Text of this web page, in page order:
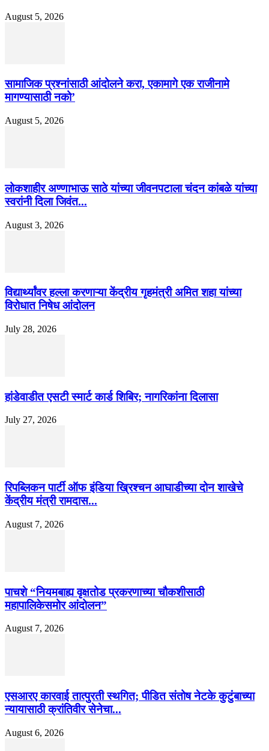
August 5, 2026
सामाजिक प्रश्नांसाठी आंदोलने करा, एकामागे एक राजीनामे
मागण्यासाठी नको’
August 5, 2026
लोकशाहीर अण्णाभाऊ साठे यांच्या जीवनपटाला चंदन कांबळे यांच्या
स्वरांनी दिला जिवंत...
August 3, 2026
विद्यार्थ्यांवर हल्ला करणाऱ्या केंद्रीय गृहमंत्री अमित शहा यांच्या
विरोधात निषेध आंदोलन
July 28, 2026
हांडेवाडीत एसटी स्मार्ट कार्ड शिबिर; नागरिकांना दिलासा
July 27, 2026
रिपब्लिकन पार्टी ऑफ इंडिया ख्रिश्चन आघाडीच्या दोन शाखेचे
केंद्रीय मंत्री रामदास...
August 7, 2026
पाचशे “नियमबाह्य वृक्षतोड प्रकरणाच्या चौकशीसाठी
महापालिकेसमोर आंदोलन”
August 7, 2026
एसआरए कारवाई तात्पुरती स्थगित; पीडित संतोष नेटके कुटुंबाच्या
न्यायासाठी क्रांतिवीर सेनेचा...
August 6, 2026